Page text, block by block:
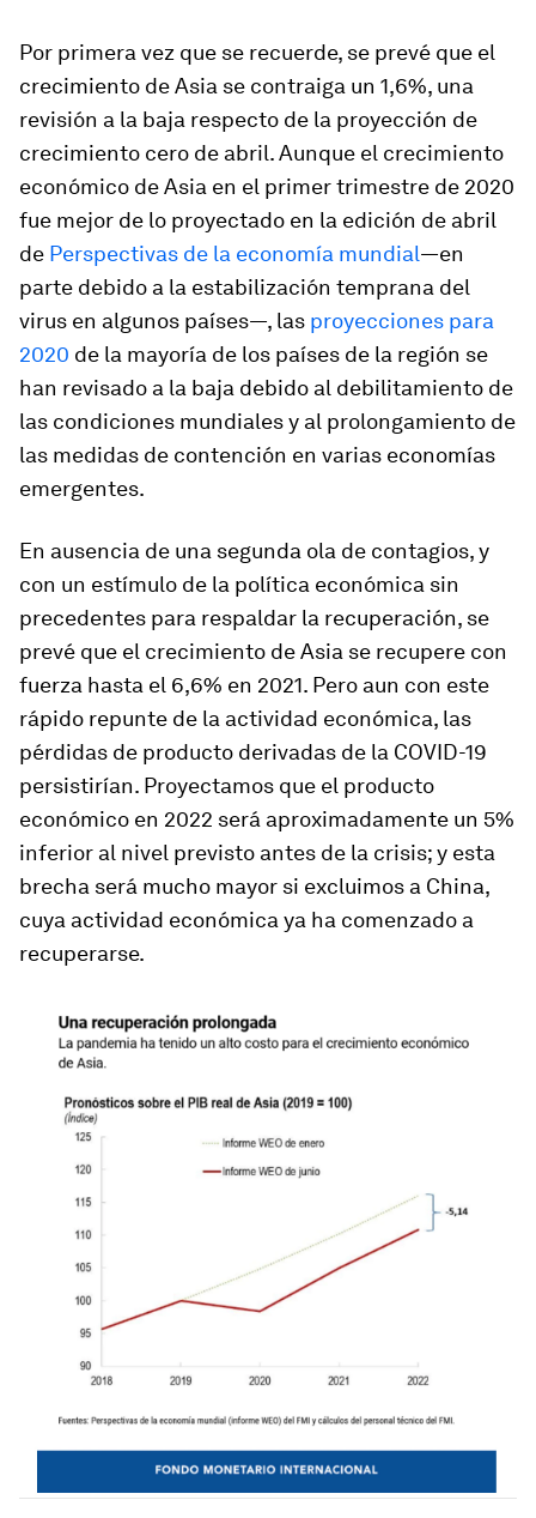
Por primera vez que se recuerde, se prevé que el
crecimiento de Asia se contraiga un 1,6%, una
revisión a la baja respecto de la proyección de
crecimiento cero de abril. Aunque el crecimiento
económico de Asia en el primer trimestre de 2020
fue mejor de lo proyectado en la edición de abril
de Perspectivas de la economía mundial—en
parte debido a la estabilización temprana del
virus en algunos países—, las proyecciones para
2020 de la mayoría de los países de la región se
han revisado a la baja debido al debilitamiento de
las condiciones mundiales y al prolongamiento de
las medidas de contención en varias economías
emergentes.
En ausencia de una segunda ola de contagios, y
con un estímulo de la política económica sin
precedentes para respaldar la recuperación, se
prevé que el crecimiento de Asia se recupere con
fuerza hasta el 6,6% en 2021. Pero aun con este
rápido repunte de la actividad económica, las
pérdidas de producto derivadas de la COVID-19
persistirían. Proyectamos que el producto
económico en 2022 será aproximadamente un 5%
inferior al nivel previsto antes de la crisis; y esta
brecha será mucho mayor si excluimos a China,
cuya actividad económica ya ha comenzado a
recuperarse.